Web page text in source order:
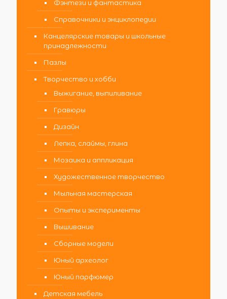
Фэнтези и фантастика
Справочники и энциклопедии
Канцелярские товары и школьные
принадлежности
Пазлы
Творчество и хобби
Выжигание, выпиливание
Гравюры
Дизайн
Лепка, слаймы, глина
Мозаика и аппликация
Художественное творчество
Мыльная мастерская
Опыты и эксперименты
Вышивание
Сборные модели
Юный археолог
Юный парфюмер
Детская мебель